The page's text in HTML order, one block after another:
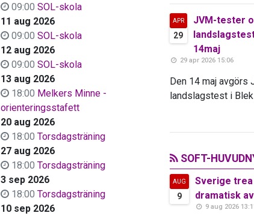
09:00 SOL-skola
11 aug 2026
09:00 SOL-skola
12 aug 2026
09:00 SOL-skola
13 aug 2026
18:00 Melkers Minne -
orienteringsstafett
20 aug 2026
18:00 Torsdagsträning
27 aug 2026
18:00 Torsdagsträning
3 sep 2026
18:00 Torsdagsträning
10 sep 2026
APR
29
JVM-tester
14maj
29 apr 2026 15:06
Den 14 maj avgörs
landslagstest i
SOFT-
AUG
9
Sverige
dramatisk
9 aug 2026